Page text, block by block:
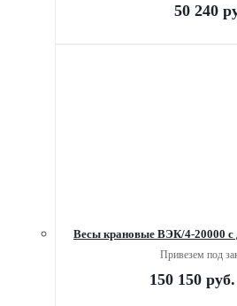
50 240
Весы крановые ВЭК/4-20000 с
Привезем под
150 150 руб.